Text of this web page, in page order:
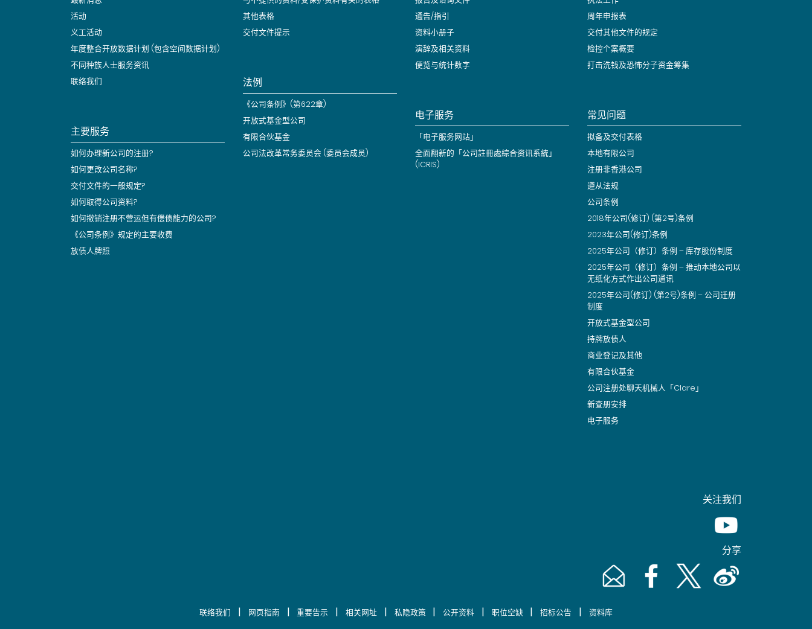
活动
义工活动
年度整合开放数据计划 (包含空间数据计划)
不同种族人士服务资讯
联络我们
主要服务
如何办理新公司的注册?
如何更改公司名称?
交付文件的一般规定?
如何取得公司资料?
如何撤销注册不营运但有偿债能力的公司?
《公司条例》规定的主要收费
放债人牌照
其他表格
交付文件提示
法例
《公司条例》(第622章)
开放式基金型公司
有限合伙基金
公司法改革常务委员会 (委员会成员)
通告/指引
资料小册子
演辞及相关资料
便览与统计数字
电子服务
「电子服务网站」
全面翻新的「公司註冊處綜合资讯系統」
(ICRIS)
周年申报表
交付其他文件的规定
检控个案概要
打击洗钱及恐怖分子资金筹集
常见问题
拟备及交付表格
本地有限公司
注册非香港公司
遵从法规
公司条例
2018年公司(修订) (第2号)条例
2023年公司(修订)条例
2025年公司（修订）条例 – 库存股份制度
2025年公司（修订）条例 – 推动本地公司以
无纸化方式作出公司通讯
2025年公司(修订) (第2号)条例 – 公司迁册
制度
开放式基金型公司
持牌放债人
商业登记及其他
有限合伙基金
公司注册处聊天机械人「Clare」
新查册安排
电子服务
关注我们
Youtube [This link
分享
Email [This link will pop up in a new window]
Facebook [This link will pop up in a
Twitter [This link will pop up
Weibo [This link will
联络我们 | 网页指南 | 重要告示 | 相关网址 | 私隐政策 | 公开资料 | 职位空缺 | 招标公告 | 资料库